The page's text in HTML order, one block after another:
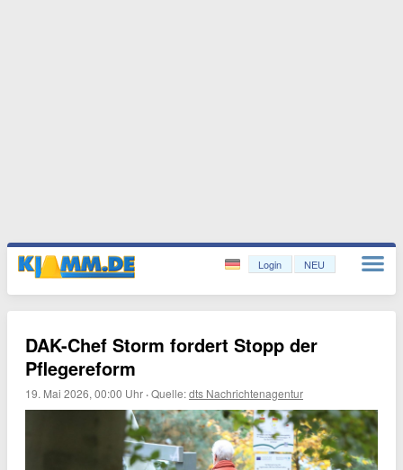
Login NEU
DAK-Chef Storm fordert Stopp der
Pflegereform
19. Mai 2026, 00:00 Uhr ·Quelle:dts Nachrichtenagentur